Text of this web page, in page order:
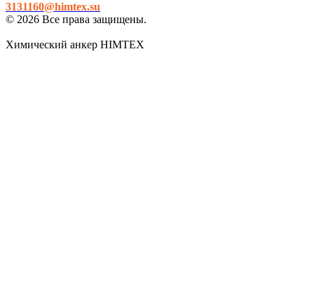
3131160@himtex.su
© 2026 Все права защищены.
Химический анкер HIMTEX